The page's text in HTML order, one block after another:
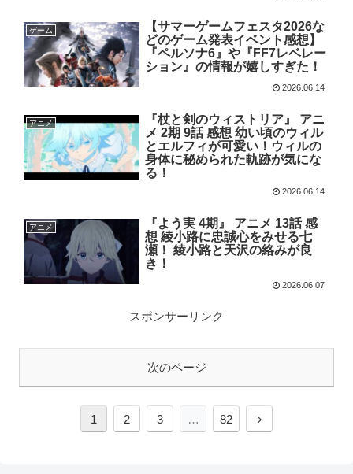
ゲーム
【サマーゲームフェスタ2026な
どのゲーム発表イベント感想】
『ペルソナ6』や『FF7レベレー
ション』の情報が嬉しすぎた！
2026.06.14
アニメ
『杖と剣のウィストリア』 アニ
メ 2期 9話 感想 幼い頃のウィル
とエルフィが可愛い！ウィルの
身体に秘められた軌跡が気にな
る！
2026.06.14
アニメ
『よう実 4期』 アニメ 13話 感
想 綾小路に忠誠心をみせる七
瀬！ 綾小路と天沢の絡みが良
き！
2026.06.07
スポンサーリンク
次のページ
1 2 3 … 82